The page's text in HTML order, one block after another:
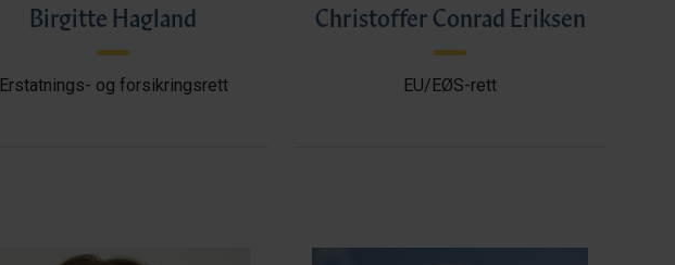
Birgitte Hagland
Erstatnings- og forsikringsrett
Christoffer Conrad Eriksen
EU/EØS-rett